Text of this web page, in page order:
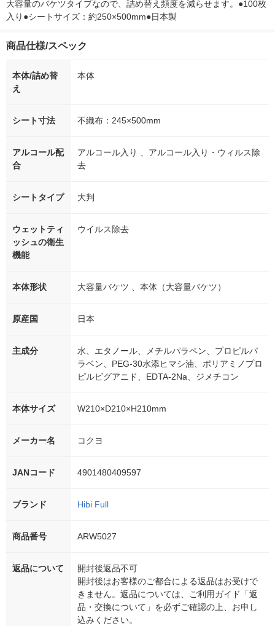
大容量のバケツタイプなので、詰め替え頻度を減らせます。●100枚
入り●シートサイズ：約250×500mm●日本製
商品仕様/スペック
本体/詰め替
え
本体
シート寸法 不織布：245×500mm
アルコール配
合
アルコール入り 、アルコール入り・ウィルス除
去
シートタイプ 大判
ウェットティ
ッシュの衛生
機能
ウイルス除去
本体形状 大容量バケツ 、本体（大容量バケツ）
原産国 日本
主成分
水、エタノール、メチルパラペン、プロピルパ
ラベン、PEG-30水添ヒマシ油、ポリアミノプロ
ピルビグアニド、EDTA-2Na、ジメチコン
本体サイズ W210×D210×H210mm
メーカー名 コクヨ
JANコード 4901480409597
ブランド Hibi Full
商品番号 ARW5027
返品について
開封後返品不可
開封後はお客様のご都合による返品はお受けで
きません。返品については、ご利用ガイド「返
品・交換について」を必ずご確認の上、お申し
込みください。